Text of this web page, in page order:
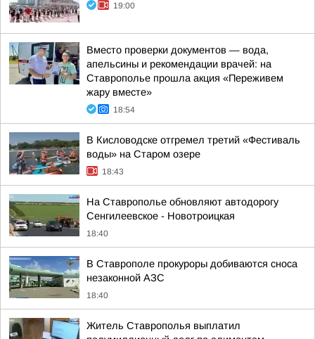
19:00
Вместо проверки документов — вода,
апельсины и рекомендации врачей: на
Ставрополье прошла акция «Переживем
жару вместе»
18:54
В Кисловодске отгремел третий «Фестиваль
воды» на Старом озере
18:43
На Ставрополье обновляют автодорогу
Сенгилеевское - Новотроицкая
18:40
В Ставрополе прокуроры добиваются сноса
незаконной АЗС
18:40
Житель Ставрополья выплатил